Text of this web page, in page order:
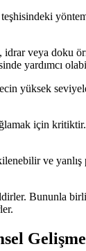
veya doku
yardımcı
için
ve
Bununla